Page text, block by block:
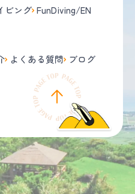
ビング FunDiving/EN
よくある質問 ブログ